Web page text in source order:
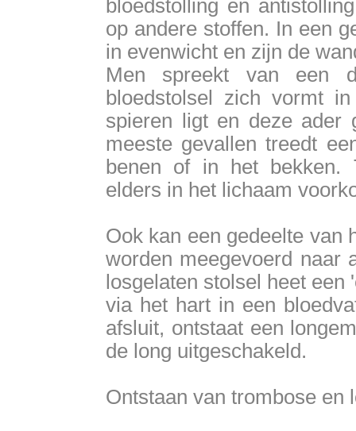
bloedstolling en
op andere stoffen. In een
in evenwicht en zijn de
Men spreekt van een
bloedstolsel zich vormt
spieren ligt en deze ader
meeste gevallen treedt
benen of in het bekken.
elders in het lichaam
Ook kan een gedeelte van
worden meegevoerd naar
losgelaten stolsel heet
via het hart in een
afsluit, ontstaat een
de long uitgeschakeld.
Ontstaan van trombose en